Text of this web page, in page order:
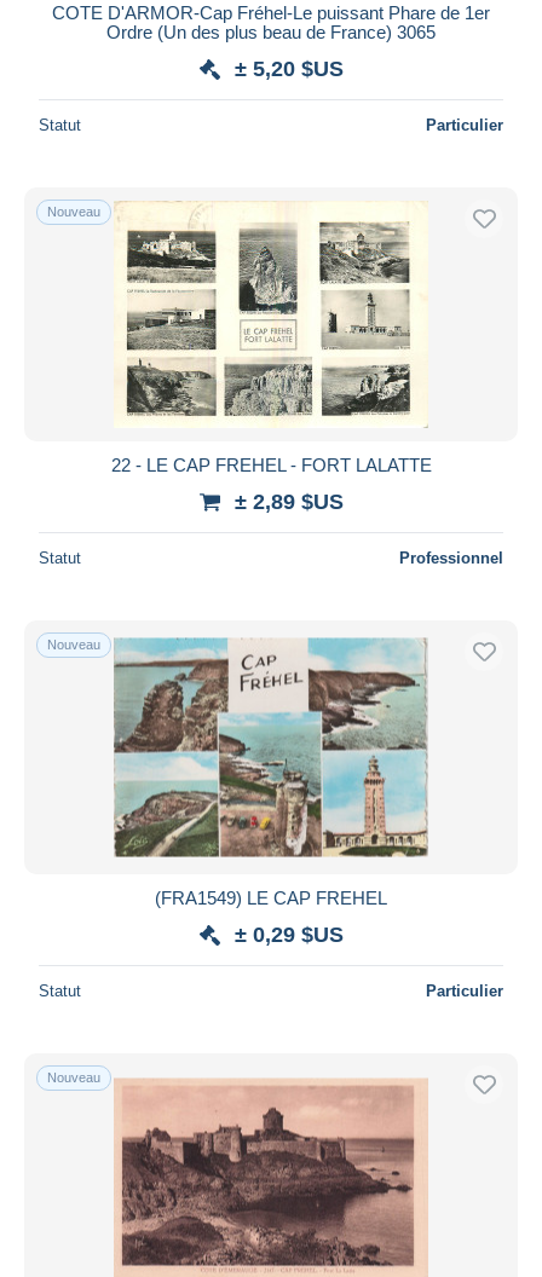
COTE D'ARMOR-Cap Fréhel-Le puissant Phare de 1er
Ordre (Un des plus beau de France) 3065
± 5,20 $US
Statut Particulier
Nouveau
22 - LE CAP FREHEL - FORT LALATTE
± 2,89 $US
Statut Professionnel
Nouveau
(FRA1549) LE CAP FREHEL
± 0,29 $US
Statut Particulier
Nouveau